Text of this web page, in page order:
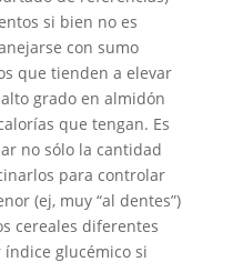
si bien no es
con sumo
que tienden a elevar
grado en almidón
que tengan. Es
no sólo la cantidad
para controlar
(ej, muy “al dentes”)
cereales diferentes
glucémico si